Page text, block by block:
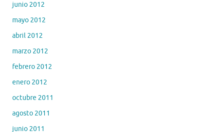
junio 2012
mayo 2012
abril 2012
marzo 2012
febrero 2012
enero 2012
octubre 2011
agosto 2011
junio 2011